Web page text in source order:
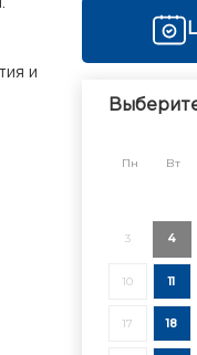
и
Пн Вт
3 4
10 11
17 18